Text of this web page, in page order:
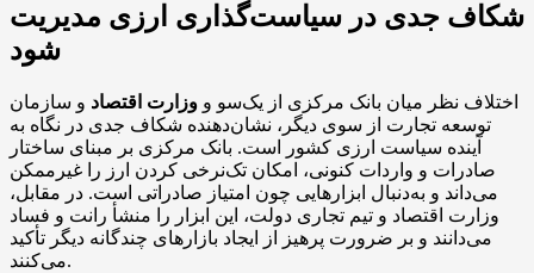
شکاف جدی در سیاست‌گذاری ارزی مدیریت
شود
اختلاف نظر میان بانک مرکزی از یک‌سو و وزارت اقتصاد و سازمان
توسعه تجارت از سوی دیگر، نشان‌دهنده شکاف جدی در نگاه به
آینده سیاست ارزی کشور است. بانک مرکزی بر مبنای ساختار
صادرات و واردات کنونی، امکان تک‌نرخی کردن ارز را غیرممکن
می‌داند و به‌دنبال ابزارهایی چون امتیاز صادراتی است. در مقابل،
وزارت اقتصاد و تیم تجاری دولت، این ابزار را منشأ رانت و فساد
می‌دانند و بر ضرورت پرهیز از ایجاد بازارهای چندگانه دیگر تأکید
می‌کنند.